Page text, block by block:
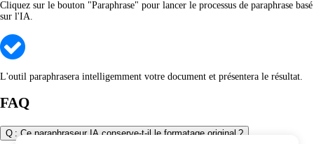
Cliquez sur le bouton "Paraphrase" pour lancer le processus de paraphrase basé
sur l'IA.
L'outil paraphrasera intelligemment votre document et présentera le résultat.
FAQ
Q : Ce paraphraseur IA conserve-t-il le formatage original ?